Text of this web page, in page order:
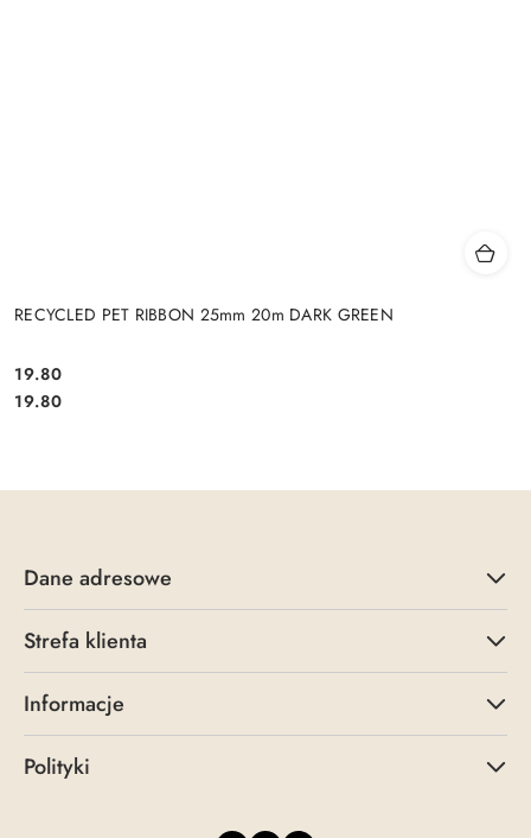
RECYCLED PET RIBBON 25mm 20m DARK GREEN
Cena:
19.80
Cena:
19.80
Dane adresowe
Strefa klienta
Informacje
Polityki